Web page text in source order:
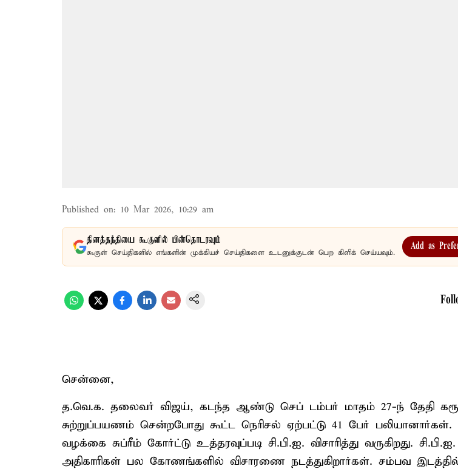
Published on: 10 Mar 2026, 10:29 am
தினத்தந்தியை கூகுளில் பின்தொடரவும்
கூகுள் செய்திகளில் எங்களின் முக்கியச் செய்திகளை உடனுக்குடன் பெற கிளிக் செய்யவும்.
Add as
சென்னை,
த.வெ.க. தலைவர் விஜய், கடந்த ஆண்டு செப் டம்பர் மாதம் 27-ந் தேதி
சுற்றுப்பயணம் சென்றபோது கூட்ட நெரிசல் ஏற்பட்டு 41 பேர்
வழக்கை சுப்ரீம் கோர்ட்டு உத்தரவுப்படி சி.பி.ஐ. விசாரித்து வருகிறது. சி.பி.ஐ.
அதிகாரிகள் பல கோணங்களில் விசாரணை நடத்துகிறார்கள். சம்பவ